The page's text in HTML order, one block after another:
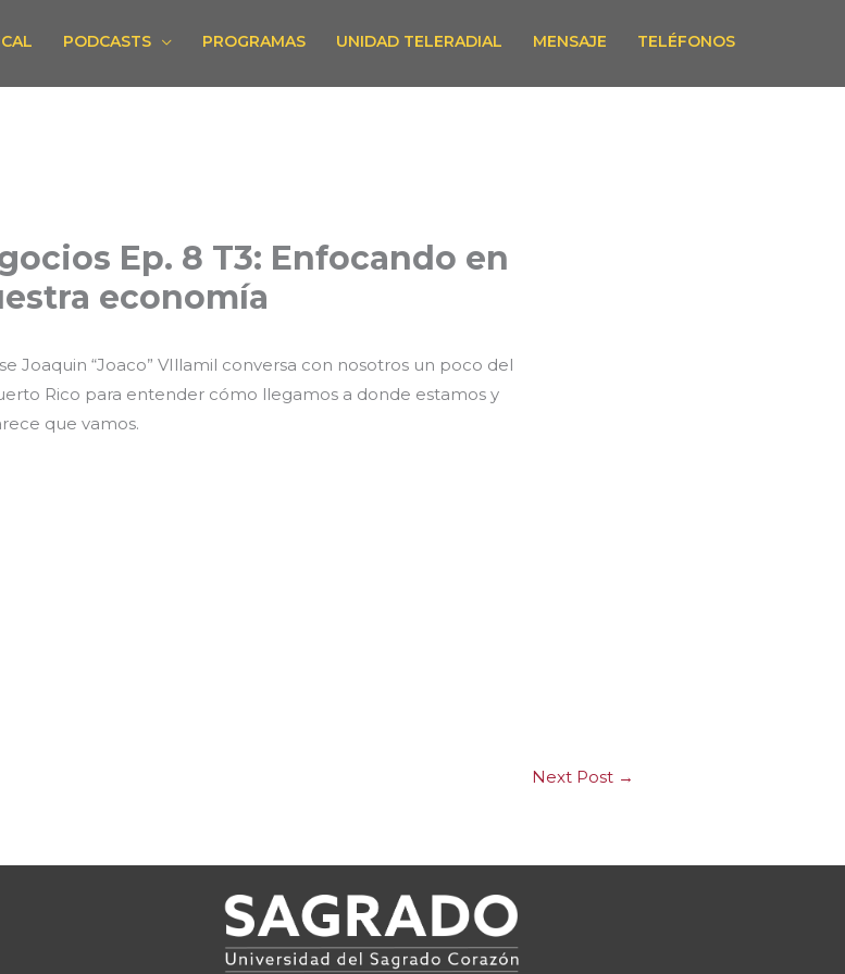
PODCASTS PROGRAMAS UNIDAD TELERADIAL MENSAJE TELÉFONOS
Ep. 8 T3: Enfocando en
economía
Joaquin “Joaco” VIllamil conversa con nosotros un poco del
Rico para entender cómo llegamos a donde estamos y
que vamos.
Next Post →